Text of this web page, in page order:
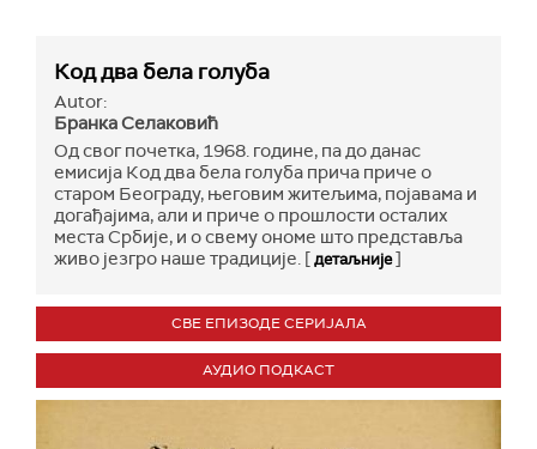
Код два бела голуба
Autor:
Бранка Селаковић
Од свог почетка, 1968. године, па до данас
емисија Код два бела голуба прича приче о
старом Београду, његовим житељима, појавама и
догађајима, али и приче о прошлости осталих
места Србије, и о свему ономе што представља
живо језгро наше традиције. [детаљније]
СВЕ ЕПИЗОДЕ СЕРИЈАЛА
АУДИО ПОДКАСТ